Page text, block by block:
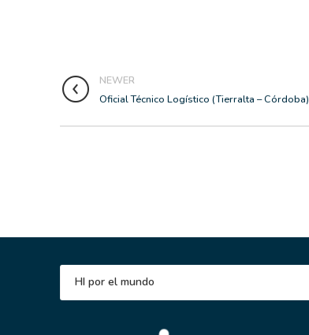
NEWER
Oficial Técnico Logístico (Tierralta – Córdoba)
HI por el mundo